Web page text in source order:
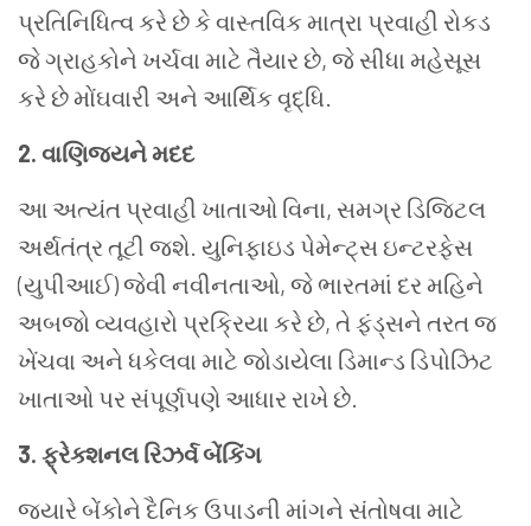
પ્રતિનિધિત્વ કરે છે કે વાસ્તવિક માત્રા પ્રવાહી રોકડ
જે ગ્રાહકોને ખર્ચવા માટે તૈયાર છે, જે સીધા મહેસૂસ
કરે છે મોંઘવારી અને આર્થિક વૃદ્ધિ.
2. વાણિજ્યને મદદ
આ અત્યંત પ્રવાહી ખાતાઓ વિના, સમગ્ર ડિજિટલ
અર્થતંત્ર તૂટી જશે. યુનિફાઇડ પેમેન્ટ્સ ઇન્ટરફેસ
(યુપીઆઈ) જેવી નવીનતાઓ, જે ભારતમાં દર મહિને
અબજો વ્યવહારો પ્રક્રિયા કરે છે, તે ફંડ્સને તરત જ
ખેંચવા અને ધકેલવા માટે જોડાયેલા ડિમાન્ડ ડિપોઝિટ
ખાતાઓ પર સંપૂર્ણપણે આધાર રાખે છે.
3. ફ્રેક્શનલ રિઝર્વ બેંકિંગ
જ્યારે બેંકોને દૈનિક ઉપાડની માંગને સંતોષવા માટે